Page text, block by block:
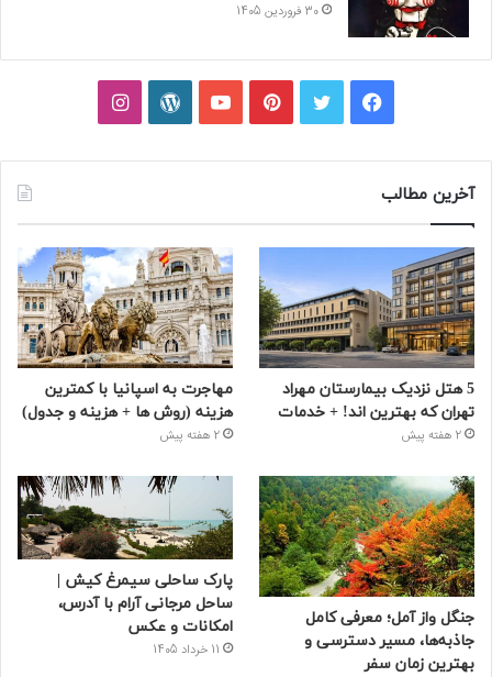
30 فروردین 1405
فیسبوکتوییترپینتریستیوتیوبوردپرساینستاگرام
آخرین مطالب
5 هتل نزدیک بیمارستان مهراد
تهران که بهترین‌ اند! + خدمات
2 هفته پیش
مهاجرت به اسپانیا با کمترین
هزینه (روش ها + هزینه و جدول)
2 هفته پیش
جنگل واز آمل؛ معرفی کامل
جاذبه‌ها، مسیر دسترسی و
بهترین زمان سفر
پارک ساحلی سیمرغ کیش |
ساحل مرجانی آرام با آدرس،
امکانات و عکس
11 خرداد 1405